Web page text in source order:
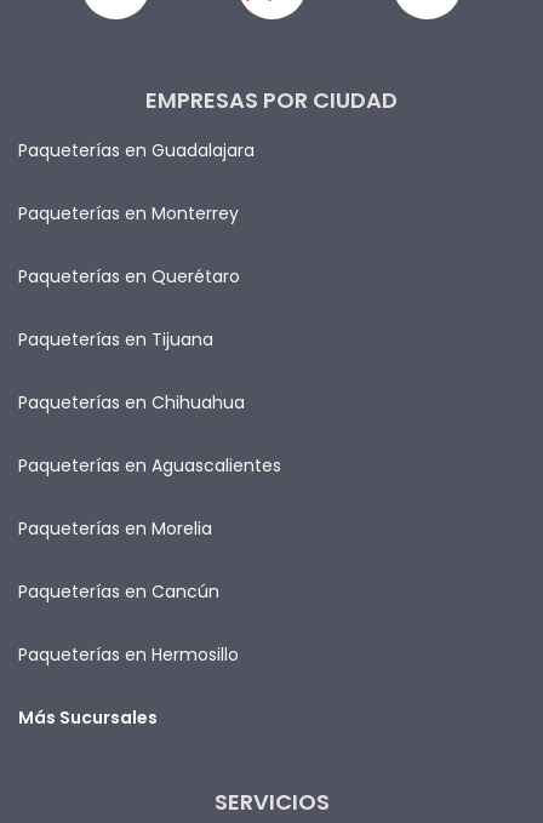
EMPRESAS POR CIUDAD
Paqueterías en Guadalajara
Paqueterías en Monterrey
Paqueterías en Querétaro
Paqueterías en Tijuana
Paqueterías en Chihuahua
Paqueterías en Aguascalientes
Paqueterías en Morelia
Paqueterías en Cancún
Paqueterías en Hermosillo
Más Sucursales
SERVICIOS